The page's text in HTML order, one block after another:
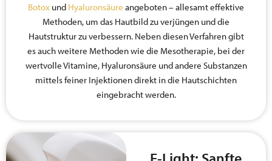
Botox und Hyaluronsäure angeboten – allesamt effektive
Methoden, um das Hautbild zu verjüngen und die
Hautstruktur zu verbessern. Neben diesen Verfahren gibt
es auch weitere Methoden wie die Mesotherapie, bei der
wertvolle Vitamine, Hyaluronsäure und andere Substanzen
mittels feiner Injektionen direkt in die Hautschichten
eingebracht werden.